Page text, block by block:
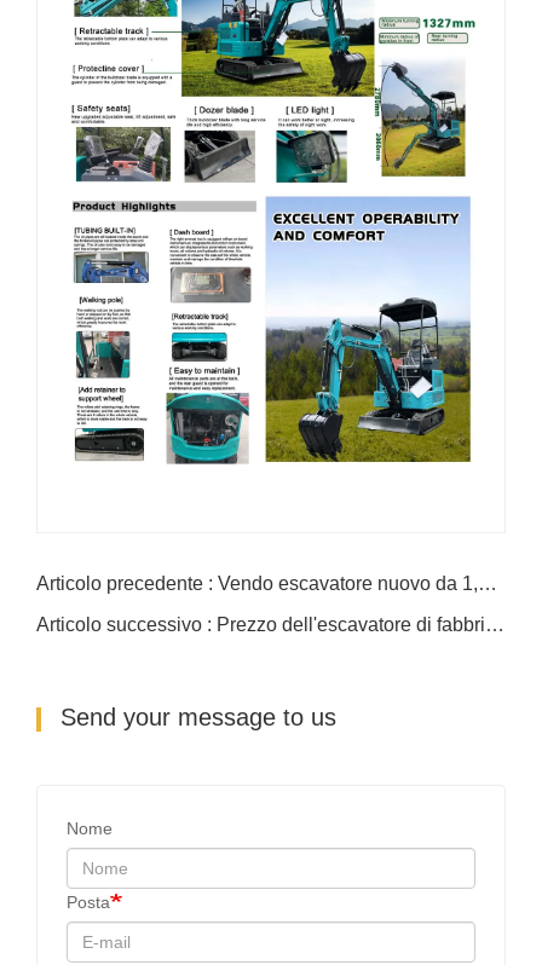
Articolo precedente : Vendo escavatore nuovo da 1,5 tonnellate
Articolo successivo : Prezzo dell'escavatore di fabbrica da 4 tonnellate
Send your message to us
Nome
Posta